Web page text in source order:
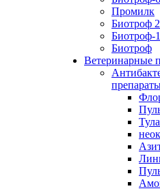
Промилк
Биотроф
Биотроф-
Биотроф
Ветеринарные